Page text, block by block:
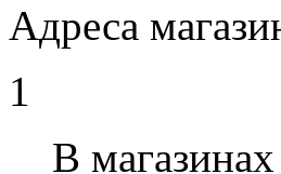
Адреса
1
В